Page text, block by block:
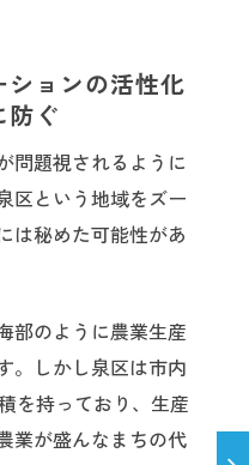
ションの活性化
防ぐ
問題視されるように
区という地域をズー
は秘めた可能性があ
部のように農業生産
。しかし泉区は市内
を持っており、生産
業が盛んなまちの代